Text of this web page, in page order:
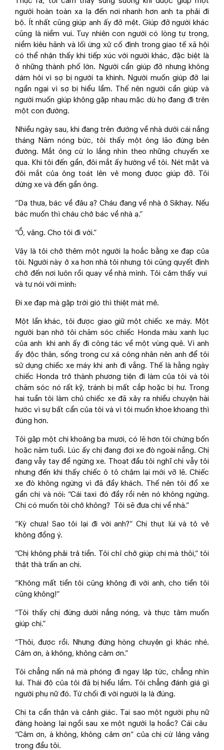
người hoàn toàn xa lạ đến nơi nhanh hơn anh ta phải đi
bộ. Ít nhất cũng giúp anh ấy đỡ mệt. Giúp đỡ người khác
cũng là niềm vui. Tuy nhiên con người có lòng tự trọng,
niềm kiêu hãnh và lối ứng xử cố định trong giao tế xã hội
có thể nhận thấy khi tiếp xúc với người khác, đặc biệt là
ở những thành phố lớn. Người cần giúp đỡ nhưng không
dám hỏi vì sợ bị người ta khinh. Người muốn giúp đỡ lại
ngần ngại vì sợ bị hiểu lầm. Thế nên người cần giúp và
người muốn giúp không gặp nhau mặc dù họ đang đi trên
một con đường.
Nhiều ngày sau, khi đang trên đường về nhà dưới cái nắng
tháng Năm nóng bức, tôi thấy một ông lão đứng bên
đường. Mắt ông cứ lo lắng nhìn theo những chuyến xe
qua. Khi tôi đến gần, đôi mắt ấy hướng về tôi. Nét mặt và
đôi mắt của ông toát lên vẻ mong được giúp đỡ. Tôi
dừng xe và đến gần ông.
“Dạ thưa, bác về đâu ạ? Cháu đang về nhà ở Sikhay. Nếu
bác muốn thì cháu chở bác về nhà ạ.”
“Ồ, vâng. Cho tôi đi với.”
Vậy là tôi chở thêm một người lạ hoắc bằng xe đạp của
tôi. Người này ở xa hơn nhà tôi nhưng tôi cũng quyết định
chở đến nơi luôn rồi quay về nhà mình. Tôi cảm thấy vui
và tự nói với mình:
Đi xe đạp mà gặp trời gió thì thiệt mát mẻ.
Một lần khác, tôi được giao giữ một chiếc xe máy. Một
người bạn nhờ tôi chăm sóc chiếc Honda màu xanh lục
của anh khi anh ấy đi công tác về một vùng quê. Vì anh
ấy độc thân, sống trong cư xá công nhân nên anh để tôi
sử dụng chiếc xe máy khi anh đi vắng. Thế là hằng ngày
chiếc Honda trở thành phương tiện đi làm của tôi và tôi
chăm sóc nó rất kỹ, tránh bị mất cắp hoặc bị hư. Trong
hai tuần tôi làm chủ chiếc xe đã xảy ra nhiều chuyện hài
hước vì sự bất cẩn của tôi và vì tôi muốn khoe khoang thì
đúng hơn.
Tôi gặp một chị khoảng ba mươi, có lẽ hơn tôi chừng bốn
hoặc năm tuổi. Lúc ấy chị đang đợi xe đò ngoài nắng. Chị
đang vẫy tay để ngừng xe. Thoạt đầu tôi nghĩ chị vẫy tôi
nhưng đến khi thấy chiếc ô tô chậm lại mới vỡ lẽ. Chiếc
xe đò không ngừng vì đã đầy khách. Thế nên tôi đổ xe
gần chị và nói: “Cái taxi đó đầy rồi nên nó không ngừng.
Chị có muốn tôi chở không? Tôi sẽ đưa chị về nhà.”
“Kỳ chưa! Sao tôi lại đi với anh?” Chị thụt lùi và tỏ vẻ
không đồng ý.
“Chị không phải trả tiền. Tôi chỉ chở giúp chị mà thôi,” tôi
thật thà trấn an chị.
“Không mất tiền tôi cũng không đi với anh, cho tiền tôi
cũng không!”
“Tôi thấy chị đứng dưới nắng nóng, và thực tâm muốn
giúp chị.”
“Thôi, được rồi. Nhưng đừng hòng chuyện gì khác nhé.
Cảm ơn, à không, không cảm ơn.”
Tôi chẳng nấn ná mà phóng đi ngay lập tức, chẳng nhìn
lui. Thái độ của tôi đã bị hiểu lầm. Tôi chẳng đánh giá gì
người phụ nữ đó. Từ chối đi với người lạ là đúng.
Chị ta cẩn thận và cảnh giác. Tại sao một người phụ nữ
đàng hoàng lại ngồi sau xe một người lạ hoắc? Cái câu
“Cảm ơn, à không, không cảm ơn” của chị cứ lảng vảng
trong đầu tôi.